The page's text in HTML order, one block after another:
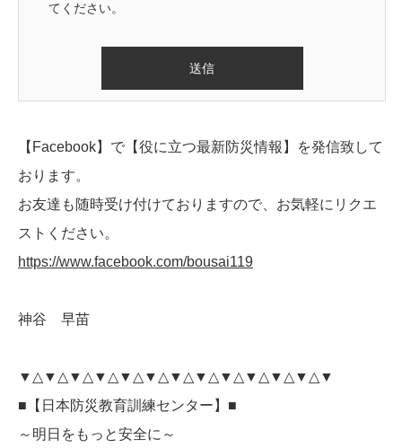
てください。
【Facebook】で【役に立つ最新防災情報】を発信致して
おります。
お友達も随時受け付けておりますので、お気軽にリクエ
ストください。
https://www.facebook.com/bousai119
神谷 早苗
▼△▼△▼△▼△▼△▼△▼△▼△▼△▼△▼△▼△▼
■【日本防災教育訓練センター】■
～明日をもっと安全に～